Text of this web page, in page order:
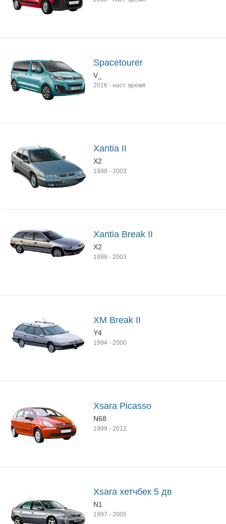
Spacetourer
V_
2016 - наст. время
Xantia II
X2
1998 - 2003
Xantia Break II
X2
1998 - 2003
XM Break II
Y4
1994 - 2000
Xsara Picasso
N68
1999 - 2012
Xsara хетчбек 5 дв
N1
1997 - 2005